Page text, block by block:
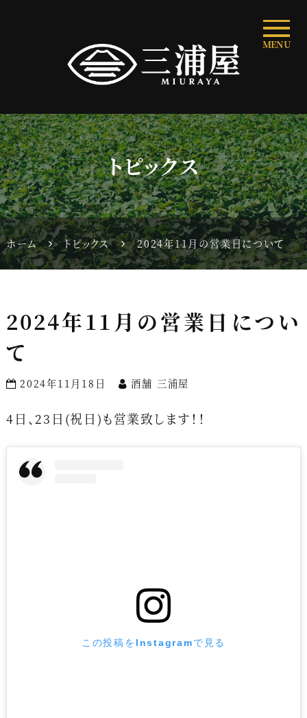
MENU
トピックス
ホーム トピックス 2024年11月の営業日について
2024年11月の営業日につい
て
2024年11月18日 酒舗 三浦屋
4日、23日(祝日)も営業致します！！
この投稿をInstagramで見る